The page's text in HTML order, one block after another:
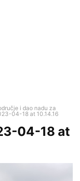
i dao nadu za
04-18 at 10.14.16
04-18 at